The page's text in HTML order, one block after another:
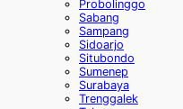
Probolinggo
Sabang
Sampang
Sidoarjo
Situbondo
Sumenep
Surabaya
Trenggalek